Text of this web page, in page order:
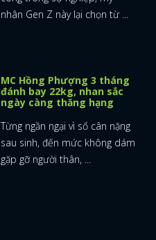
nhân Gen Z này lại chọn từ ...
MC Hồng Phượng 3 tháng
đánh bay 22kg, nhan sắc
ngày càng thăng hạng
Từng ngần ngại vì số cân nặng
sau sinh, đến mức không dám
gặp gỡ người thân, ...